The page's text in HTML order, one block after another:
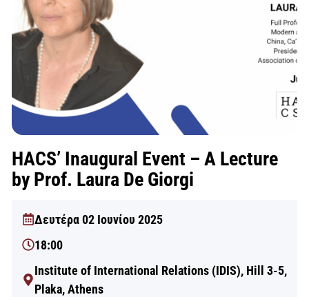
HACS’ Inaugural Event – A Lecture
by Prof. Laura De Giorgi
Δευτέρα 02 Ιουνίου 2025
18:00
Institute of International Relations (IDIS), Hill 3-5,
Plaka, Athens